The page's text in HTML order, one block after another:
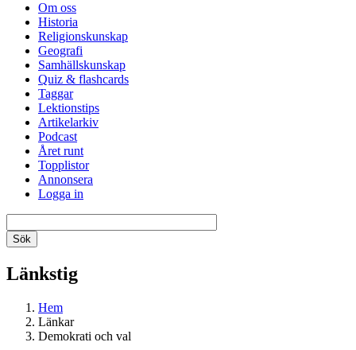
Om oss
Historia
Religionskunskap
Geografi
Samhällskunskap
Quiz & flashcards
Taggar
Lektionstips
Artikelarkiv
Podcast
Året runt
Topplistor
Annonsera
Logga in
Länkstig
Hem
Länkar
Demokrati och val